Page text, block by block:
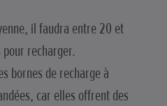
il faudra entre 20 et
recharger.
bornes de recharge à
car elles offrent des